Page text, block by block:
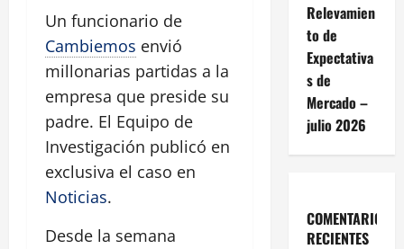
Un funcionario de
Cambiemos envió
millonarias partidas a la
empresa que preside su
padre. El Equipo de
Investigación publicó en
exclusiva el caso en
Noticias.
Desde la semana
Relevamien
to de
Expectativa
s de
Mercado –
julio 2026
COMENTARIOS
RECIENTES